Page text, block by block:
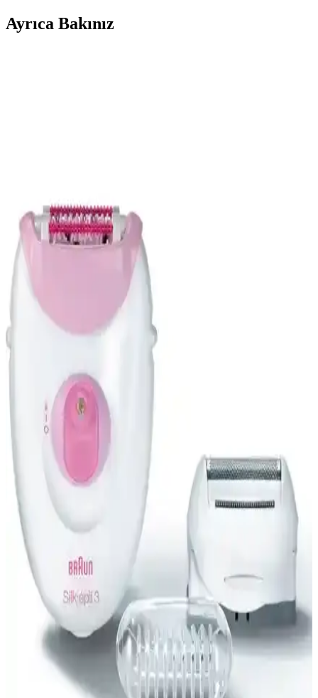
Ayrıca Bakınız
Sea Color Silver Mor Şampuan, saçlara canlılık kazandırırken, kuru
şampuan özelliğiyle pratik kullanım sağlar. Uzun süreli kullanım ve
uygun fiyat avantajıyla, çeşitli saç tiplerine uygun etkili bir bakım
sunar.
Batiste Tropıcal Kuru Şampuan: Hızlı Saç Tazeleme
ve Hacim Artırıcı Çözüm
Batiste Tropıcal kuru şampuan, hafif ve doğal görünüm sağlayan,
hoş kokulu, pratik kullanım ile saçları hızla temizler ve hacim
kazandırır, tüm saç tiplerine uygun, 200 ml'lik taşınabilir şişe ile
Ashley Joy Hacim Veren Temiz ve Fresh Doğal
Görünüm Dry Kuru Şampuan Özellikleri
Ashley Joy kuru şampuan, yağlı saçlara anında ferahlık ve hacim
kazandırır, doğal içeriklerle uzun süre temiz ve dolgun görünüm
pratiklik katar.
Pierre Cardin Keratin ve UV Filtresi İçeren Kuru
Şampuan ile Günlük Saç Bakımı Kolaylığı
Pierre Cardin kuru şampuan, keratin ve UV filtresi ile saçlarınızı
yıkamadan tazelemenizi sağlar, hacim kazandırır ve güneş koruması
sunar, tüm saç tiplerine uygun, kullanımı kolay bir bakım ürünüdür.
Got2B Schwarzkopf Rockin'it Kuru Şampuan
İncelemesi Saç Hacmi ve Doğal İçerik Odaklı
Organik içeriklerle zenginleştirilmiş, kimyasal içermeyen Got2B
Schwarzkopf Rockin'it kuru şampuanı, saçlara hacim kazandırır ve
doğal görünüm sağlar, kullanıcı deneyimleriyle öne çıkan hafif
formülüyle dikkat çeker.